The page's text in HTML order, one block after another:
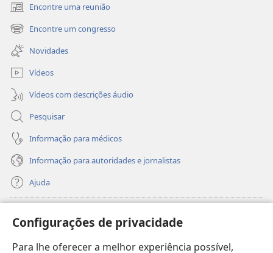
Configurações de privacidade
Para lhe oferecer a melhor experiência possível,
Encontre uma reunião
(abre
uma
nova
janela)
Encontre um congresso
(abre
uma
nova
janela)
Novidades
Vídeos
Vídeos com descrições áudio
Pesquisar
Informação para médicos
Informação para autoridades e jornalistas
Ajuda
(abre
uma
nova
BibliotecaOnline da Torre de Vigia™